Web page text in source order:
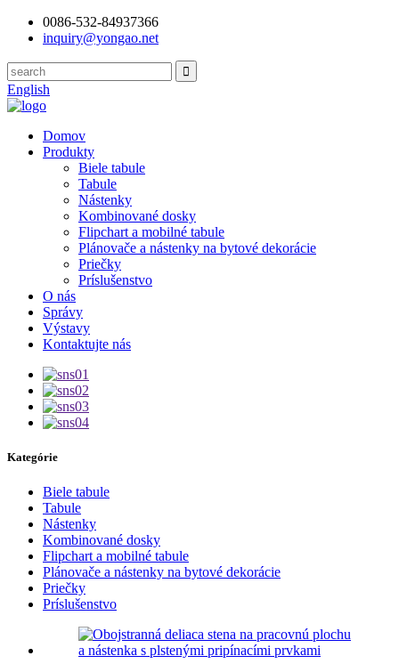
0086-532-84937366
inquiry@yongao.net
English
Domov
Produkty
Biele tabule
Tabule
Nástenky
Kombinované dosky
Flipchart a mobilné tabule
Plánovače a nástenky na bytové dekorácie
Priečky
Príslušenstvo
O nás
Správy
Výstavy
Kontaktujte nás
Kategórie
Biele tabule
Tabule
Nástenky
Kombinované dosky
Flipchart a mobilné tabule
Plánovače a nástenky na bytové dekorácie
Priečky
Príslušenstvo